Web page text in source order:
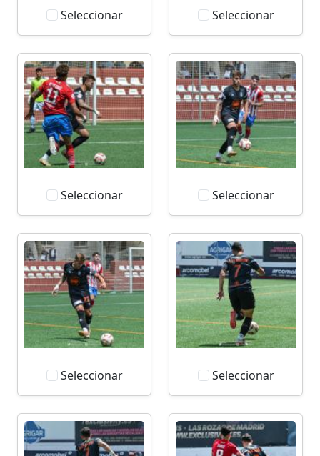
Seleccionar Seleccionar
Seleccionar Seleccionar
Seleccionar Seleccionar